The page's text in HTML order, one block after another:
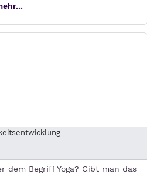
dem Begriff Yoga? Gibt man das